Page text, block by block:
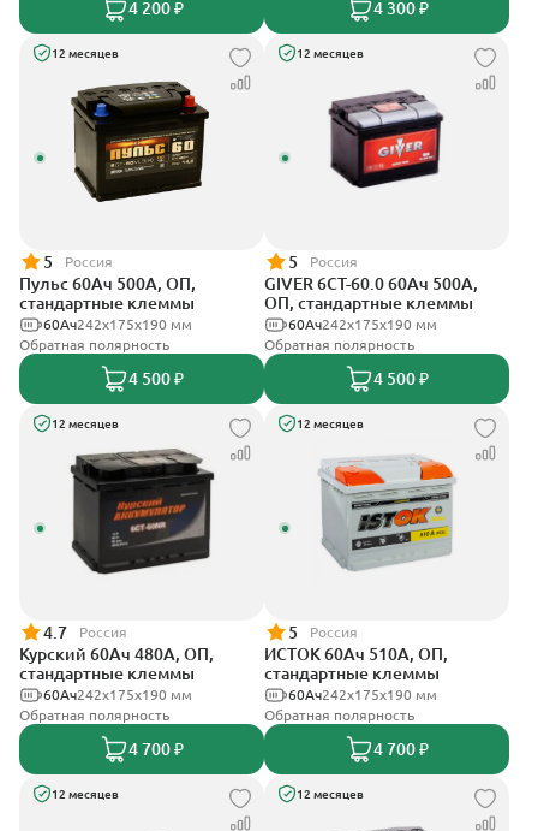
4 200 ₽ 4 300 ₽
12 месяцев
5 Россия
Пульс 60Ач 500А, ОП,
стандартные клеммы
242x175x190 мм
60Ач
Обратная полярность
4 500 ₽
12 месяцев
5 Россия
GIVER 6СТ-60.0 60Ач 500А,
ОП, стандартные клеммы
242х175х190 мм
60Ач
Обратная полярность
4 500 ₽
12 месяцев
4.7 Россия
Курский 60Ач 480А, ОП,
стандартные клеммы
242x175x190 мм
60Ач
Обратная полярность
4 700 ₽
12 месяцев
5 Россия
ИСТОК 60Ач 510А, ОП,
стандартные клеммы
242x175x190 мм
60Ач
Обратная полярность
4 700 ₽
12 месяцев 12 месяцев